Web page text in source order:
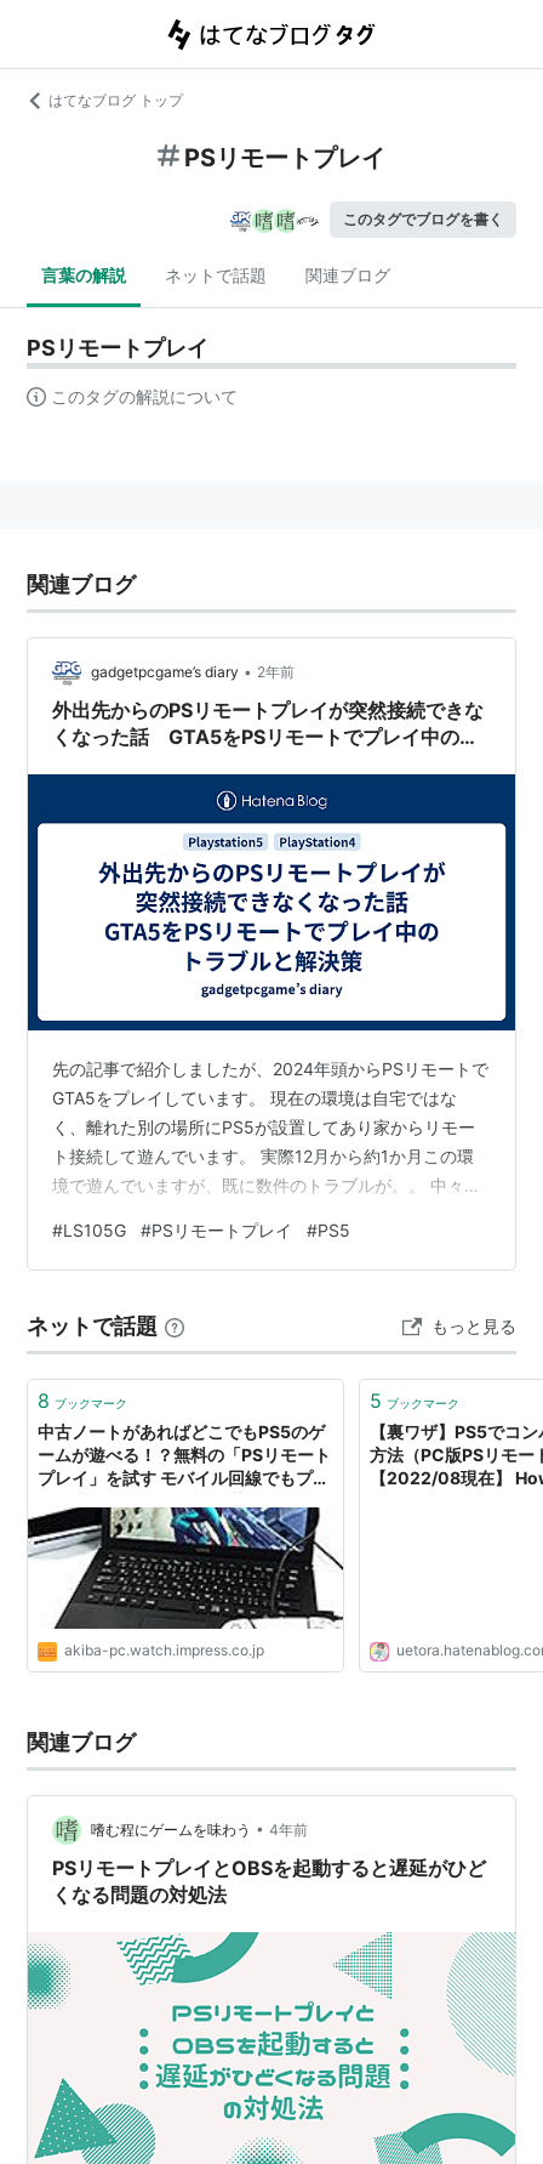
はてなブログ トップ
PSリモートプレイ
このタグでブログを書く
言葉の解説 ネットで話題 関連ブログ
PSリモートプレイ
このタグの解説について
関連ブログ
gadgetpcgame’s diary • 2年前
外出先からのPSリモートプレイが突然接続できな
くなった話 GTA5をPSリモートでプレイ中のト
先の記事で紹介しましたが、2024年頭からPSリモートで
GTA5をプレイしています。 現在の環境は自宅ではな
く、離れた別の場所にPS5が設置してあり家からリモー
ト接続して遊んでいます。 実際12月から約1か月この環
境で遊んでいますが、既に数件のトラブルが。。 中々解
ますが、記載します。
#LS105G #PSリモートプレイ #PS5
ネットで話題 もっと見る
8 ブックマーク
中古ノートがあればどこでもPS5のゲ
ームが遊べる！？無料の「PSリモート
プレイ」を試す モバイル回線でもプレ
by 佐藤岳大
akiba-pc.watch.impress.co.jp
5 ブックマーク
【裏ワザ】PS5でコ
方法（PC版PSリモー
【2022/08現在】
関連ブログ
嗜む程にゲームを味わう • 4年前
PSリモートプレイとOBSを起動すると遅延がひど
くなる問題の対処法